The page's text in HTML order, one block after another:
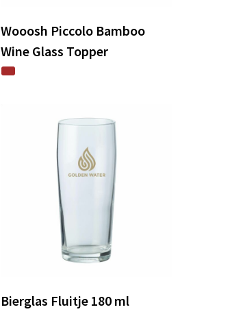
Wooosh Piccolo Bamboo
Wine Glass Topper
Bierglas Fluitje 180 ml